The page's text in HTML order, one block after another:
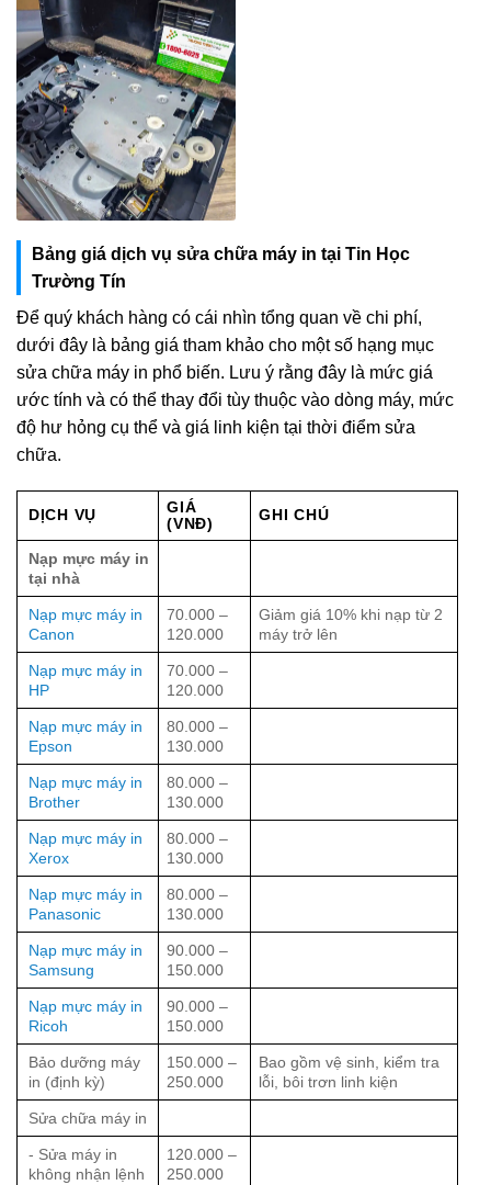
Bảng giá dịch vụ sửa chữa máy in tại Tin Học
Trường Tín
Để quý khách hàng có cái nhìn tổng quan về chi phí,
dưới đây là bảng giá tham khảo cho một số hạng mục
sửa chữa máy in phổ biến. Lưu ý rằng đây là mức giá
ước tính và có thể thay đổi tùy thuộc vào dòng máy, mức
độ hư hỏng cụ thể và giá linh kiện tại thời điểm sửa
chữa.
DỊCH VỤ
GIÁ
(VNĐ)
GHI CHÚ
Nạp mực máy in
tại nhà
Nạp mực máy in
Canon
70.000 –
120.000
Giảm giá 10% khi nạp từ 2
máy trở lên
Nạp mực máy in
HP
70.000 –
120.000
Nạp mực máy in
Epson
80.000 –
130.000
Nạp mực máy in
Brother
80.000 –
130.000
Nạp mực máy in
Xerox
80.000 –
130.000
Nạp mực máy in
Panasonic
80.000 –
130.000
Nạp mực máy in
Samsung
90.000 –
150.000
Nạp mực máy in
Ricoh
90.000 –
150.000
Bảo dưỡng máy
in (định kỳ)
150.000 –
250.000
Bao gồm vệ sinh, kiểm tra
lỗi, bôi trơn linh kiện
Sửa chữa máy in
- Sửa máy in
không nhận lệnh
120.000 –
250.000